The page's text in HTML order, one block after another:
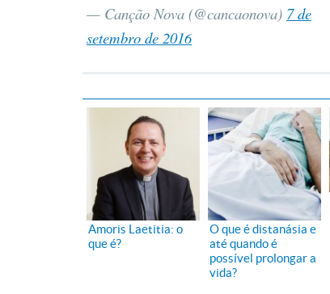
— Canção Nova (@cancaonova) 7 de
setembro de 2016
Amoris Laetitia: o
que é?
O que é distanásia e
até quando é
possível prolongar a
vida?